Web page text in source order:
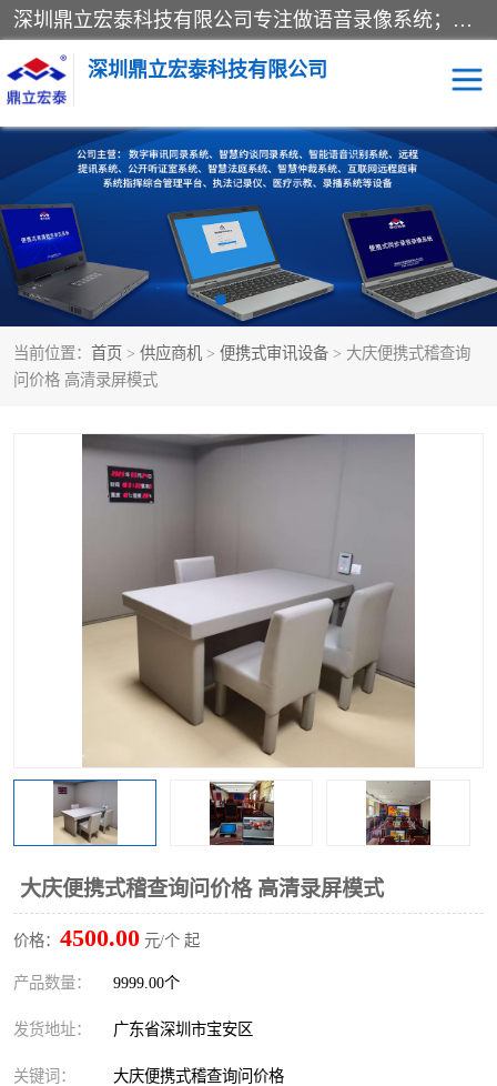
深圳鼎立宏泰科技有限公司专注做语音录像系统；主要服务有：约谈室同步录音录像系统、设计数字询问同步录音录像、数字约谈室同步录音录像、公开听证室、智慧庭审、智能语音识别转写、远程提讯（提审）、记录仪、远程指挥综合管理平台、录播系统等
深圳鼎立宏泰科技有限公司
当前位置： 首页 > 供应商机 > 便携式审讯设备 > 大庆便携式稽查询
问价格 高清录屏模式
大庆便携式稽查询问价格 高清录屏模式
价格： 4500.00 元/个 起
产品数量： 9999.00个
发货地址： 广东省深圳市宝安区
关键词： 大庆便携式稽查询问价格
同步录音录像设备 便携式审讯设备
数字法庭 听证室
远程提讯 语音识别